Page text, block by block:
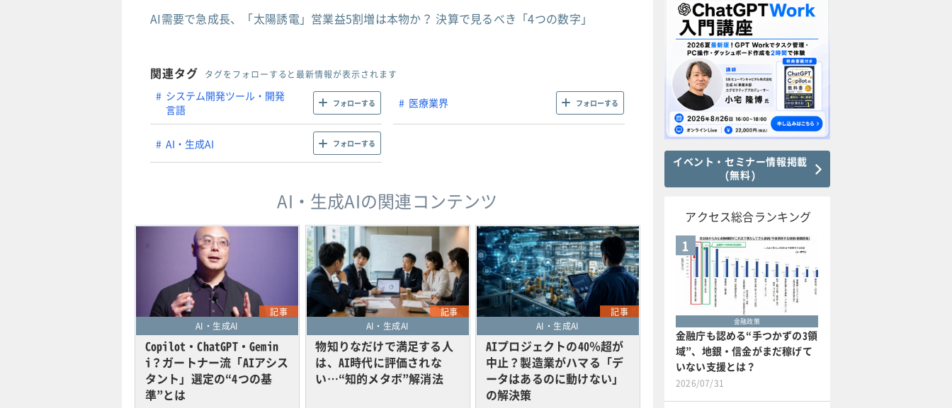
AI需要で急成長、「太陽誘電」営業益5割増は本物か？ 決算で見るべき「4つの数字」
関連タグ タグをフォローすると最新情報が表示されます
システム開発ツール・開発
言語
フォローする 医療業界 フォローする
AI・生成AI フォローする
AI・生成AIの関連コンテンツ
記事
AI・生成AI
Copilot・ChatGPT・Gemin
i？ガートナー流「AIアシス
タント」選定の“4つの基
準”とは
記事
AI・生成AI
物知りなだけで満足する人
は、AI時代に評価されな
い…“知的メタボ”解消法
記事
AI・生成AI
AIプロジェクトの40％超が
中止？製造業がハマる「デ
ータはあるのに動けない」
の解決策
イベント・セミナー情報掲載
(無料)
アクセス総合ランキング
1
金融政策
金融庁も認める“手つかずの3領
域”、地銀・信金がまだ稼げて
いない支援とは？
2026/07/31